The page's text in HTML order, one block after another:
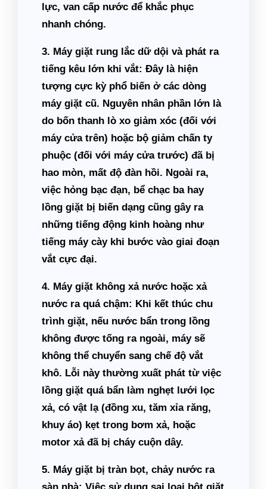
lực, van cấp nước để khắc phục
nhanh chóng.
3. Máy giặt rung lắc dữ dội và phát ra
tiếng kêu lớn khi vắt: Đây là hiện
tượng cực kỳ phổ biến ở các dòng
máy giặt cũ. Nguyên nhân phần lớn là
do bốn thanh lò xo giảm xóc (đối với
máy cửa trên) hoặc bộ giảm chấn ty
phuộc (đối với máy cửa trước) đã bị
hao mòn, mất độ đàn hồi. Ngoài ra,
việc hỏng bạc đạn, bể chạc ba hay
lồng giặt bị biến dạng cũng gây ra
những tiếng động kinh hoàng như
tiếng máy cày khi bước vào giai đoạn
vắt cực đại.
4. Máy giặt không xả nước hoặc xả
nước ra quá chậm: Khi kết thúc chu
trình giặt, nếu nước bẩn trong lồng
không được tống ra ngoài, máy sẽ
không thể chuyển sang chế độ vắt
khô. Lỗi này thường xuất phát từ việc
lồng giặt quá bẩn làm nghẹt lưới lọc
xả, có vật lạ (đồng xu, tăm xỉa răng,
khuy áo) kẹt trong bơm xả, hoặc
motor xả đã bị cháy cuộn dây.
5. Máy giặt bị tràn bọt, chảy nước ra
sàn nhà: Việc sử dụng sai loại bột giặt